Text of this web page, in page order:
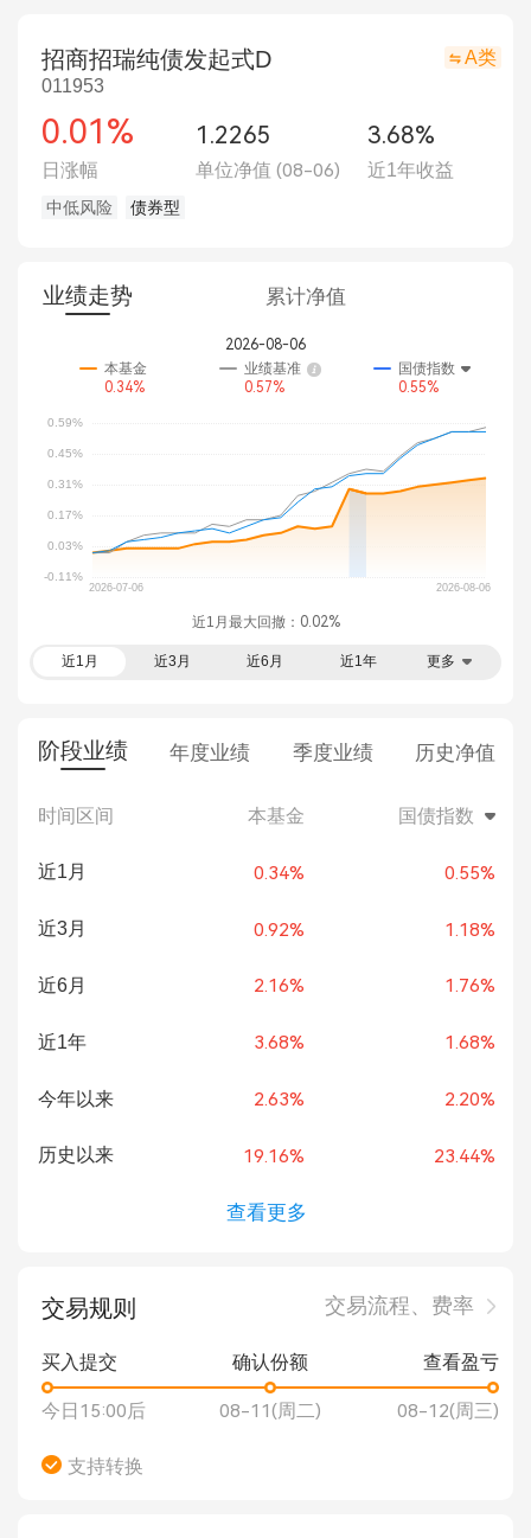
招商招瑞纯债发起式D
011953
A类
0.01% 1.2265 3.68%
日涨幅 单位净值 (08-06) 近1年收益
中低风险 债券型
业绩走势 累计净值
2026-08-06
本基金
0.34%
业绩基准
0.57%
国债指数
0.55%
近1月最大回撤： 0.02%
近1月 近3月 近6月 近1年 更多
阶段业绩 年度业绩 季度业绩 历史净值
时间区间 本基金 国债指数
近1月 0.34% 0.55%
近3月 0.92% 1.18%
近6月 2.16% 1.76%
近1年 3.68% 1.68%
今年以来 2.63% 2.20%
历史以来 19.16% 23.44%
查看更多
交易规则 交易流程、费率
买入提交
今日15:00后
确认份额
08-11(周二)
查看盈亏
08-12(周三)
支持转换